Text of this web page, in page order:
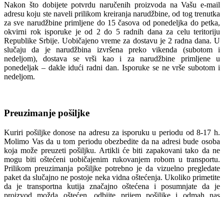
Nakon što dobijete potvrdu naručenih proizvoda na Vašu e-mail
adresu koju ste naveli prilikom kreiranja narudžbine, od tog trenutka
za sve narudžbine primljene do 15 časova od ponedeljka do petka,
okvirni rok isporuke je od 2 do 5 radnih dana za celu teritoriju
Republike Srbije. Uobičajeno vreme za dostavu je 2 radna dana. U
slučaju da je narudžbina izvršena preko vikenda (subotom i
nedeljom), dostava se vrši kao i za narudžbine primljene u
ponedeljak – dakle idući radni dan. Isporuke se ne vrše subotom i
nedeljom.
Preuzimanje pošiljke
Kuriri pošiljke donose na adresu za isporuku u periodu od 8-17 h.
Molimo Vas da u tom periodu obezbedite da na adresi bude osoba
koja može preuzeti pošiljku. Artikli će biti zapakovani tako da ne
mogu biti oštećeni uobičajenim rukovanjem robom u transportu.
Prilikom preuzimanja pošiljke potrebno je da vizuelno pregledate
paket da slučajno ne postoje neka vidna oštećenja. Ukoliko primetite
da je transportna kutija značajno oštećena i posumnjate da je
proizvod možda oštećen, odbijte prijem pošiljke i odmah nas